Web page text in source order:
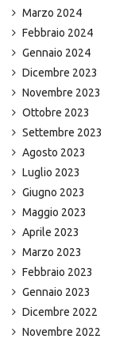
Marzo 2024
Febbraio 2024
Gennaio 2024
Dicembre 2023
Novembre 2023
Ottobre 2023
Settembre 2023
Agosto 2023
Luglio 2023
Giugno 2023
Maggio 2023
Aprile 2023
Marzo 2023
Febbraio 2023
Gennaio 2023
Dicembre 2022
Novembre 2022